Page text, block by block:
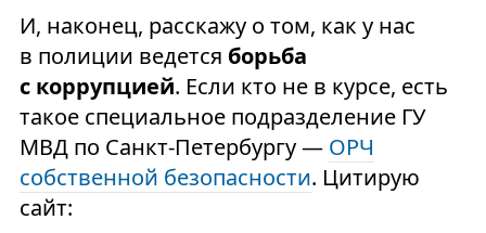
И, наконец, расскажу о том, как у нас
в полиции ведется борьба
с коррупцией. Если кто не в курсе, есть
такое специальное подразделение ГУ
МВД по Санкт-Петербургу — ОРЧ
собственной безопасности. Цитирую
сайт: